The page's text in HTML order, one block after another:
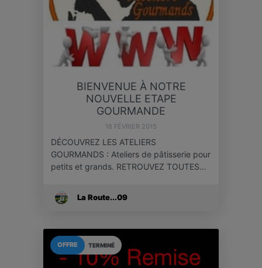
BIENVENUE À NOTRE
NOUVELLE ETAPE
GOURMANDE
18 FÉVRIER 2015
DÉCOUVREZ LES ATELIERS
GOURMANDS : Ateliers de pâtisserie pour
petits et grands. RETROUVEZ TOUTES…
La Route...09
TERMINÉ
OFFRE